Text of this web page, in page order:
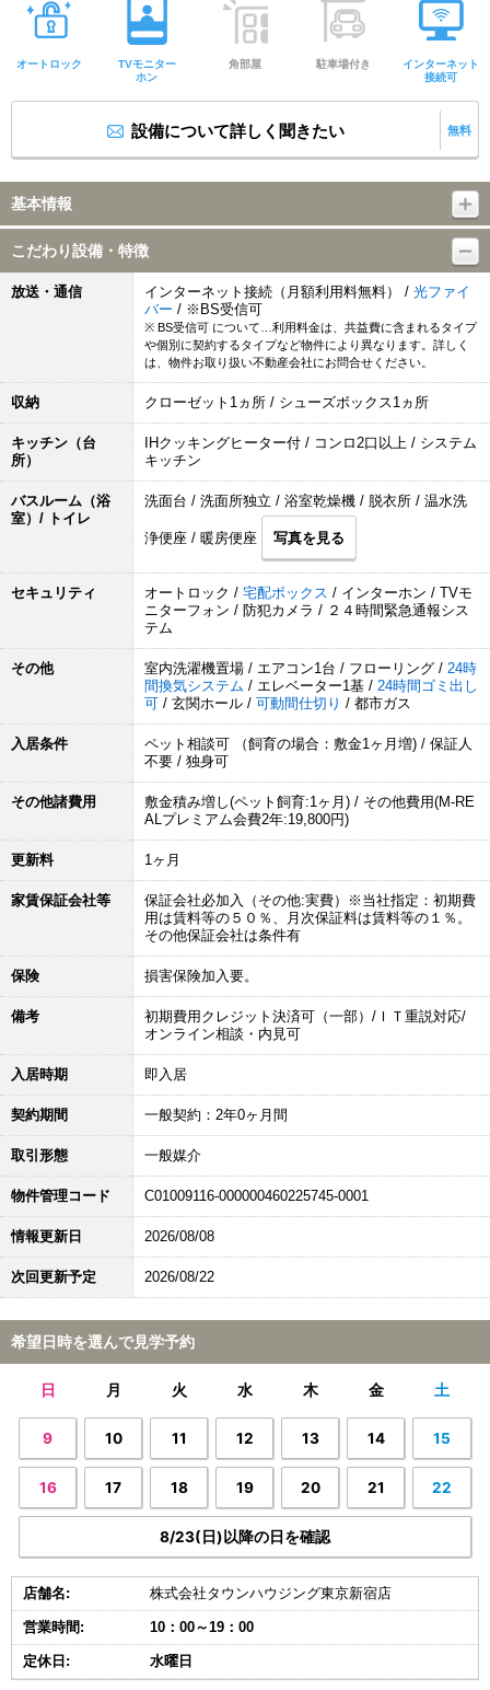
オートロック
TVモニター
ホン
角部屋 駐車場付き
インターネット
接続可
設備について詳しく聞きたい 無料
基本情報
こだわり設備・特徴
放送・通信 インターネット接続（月額利用料無料） / 光ファイ
バー / ※BS受信可
※ BS受信可 について…利用料金は、共益費に含まれるタイプ
や個別に契約するタイプなど物件により異なります。詳しく
は、物件お取り扱い不動産会社にお問合せください。
収納 クローゼット1ヵ所 / シューズボックス1ヵ所
キッチン（台
所）
IHクッキングヒーター付 / コンロ2口以上 / システム
キッチン
バスルーム（浴
室）/ トイレ
洗面台 / 洗面所独立 / 浴室乾燥機 / 脱衣所 / 温水洗
浄便座 / 暖房便座 写真を見る
セキュリティ オートロック / 宅配ボックス / インターホン / TVモ
ニターフォン / 防犯カメラ / ２４時間緊急通報シス
テム
その他 室内洗濯機置場 / エアコン1台 / フローリング / 24時
間換気システム / エレベーター1基 / 24時間ゴミ出し
可 / 玄関ホール / 可動間仕切り / 都市ガス
入居条件
ペット相談可 （飼育の場合：敷金1ヶ月増) / 保証人
不要 / 独身可
その他諸費用
敷金積み増し(ペット飼育:1ヶ月) / その他費用(M-RE
ALプレミアム会費2年:19,800円)
更新料 1ヶ月
家賃保証会社等
保証会社必加入（その他:実費）※当社指定：初期費
用は賃料等の５０％、月次保証料は賃料等の１％。
その他保証会社は条件有
保険 損害保険加入要。
備考
初期費用クレジット決済可（一部）/ＩＴ重説対応/
オンライン相談・内見可
入居時期 即入居
契約期間 一般契約：2年0ヶ月間
取引形態 一般媒介
物件管理コード C01009116-000000460225745-0001
情報更新日 2026/08/08
次回更新予定 2026/08/22
希望日時を選んで見学予約
日 月 火 水 木 金 土
9 10 11 12 13 14 15
16 17 18 19 20 21 22
8/23(日)以降の日を確認
店舗名: 株式会社タウンハウジング東京新宿店
営業時間: 10：00～19：00
定休日: 水曜日